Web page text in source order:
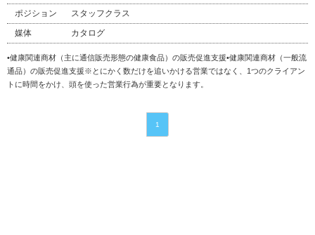
ポジション
スタッフクラス
媒体
カタログ
•健康関連商材（主に通信販売形態の健康食品）の販売促進支援•健康関連商材（一般流
通品）の販売促進支援※とにかく数だけを追いかける営業ではなく、1つのクライアン
トに時間をかけ、頭を使った営業行為が重要となります。
1